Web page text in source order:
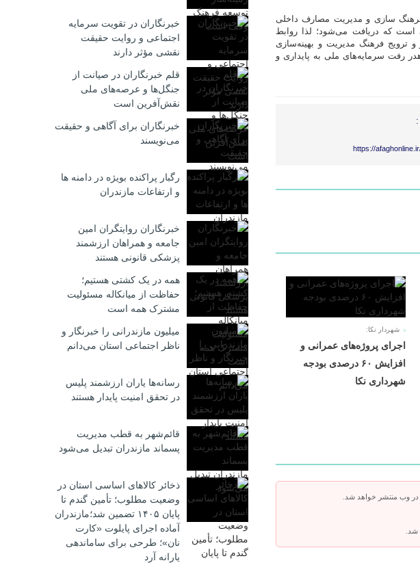
سازی و مدیریت مصارف داخلی
است که دریافت می‌شود؛ لذا روابط
و ترویج فرهنگ مدیریت و بهینه‌سازی
رفت سرمایه‌های ملی به پایداری و
https://
شهردار نکا:
اجرای پروژه‌های عمرانی و
افزایش ۶۰ درصدی بودجه
شهرداری نکا
وب منتشر خواهد شد.
شد.
خبرنگاران در تقویت سرمایه
اجتماعی و روایت حقیقت
نقشی مؤثر دارند
قلم خبرنگاران در صیانت از
جنگل‌ها و عرصه‌های ملی
نقش‌آفرین است
خبرنگاران برای آگاهی و حقیقت
می‌نویسند
رگبار پراکنده بویژه در دامنه ها
و ارتفاعات مازندران
خبرنگاران روایتگران امین
جامعه و همراهان ارزشمند
پزشکی قانونی هستند
همه در یک کشتی هستیم؛
حفاظت از میانکاله مسئولیت
مشترک همه است
میلیون مازندرانی را خبرنگار و
ناظر اجتماعی استان می‌دانم
رسانه‌ها یاران ارزشمند پلیس
در تحقق امنیت پایدار هستند
قائم‌شهر به قطب مدیریت
پسماند مازندران تبدیل می‌شود
ذخائر کالاهای اساسی استان در
وضعیت مطلوب؛ تأمین گندم تا
پایان ۱۴۰۵ تضمین شد؛مازندران
آماده اجرای پایلوت «کارت
نان»؛ طرحی برای ساماندهی
یارانه آرد